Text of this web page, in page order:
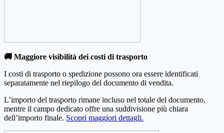
🚚 Maggiore visibilità dei costi di trasporto
I costi di trasporto o spedizione possono ora essere identificati
separatamente nel riepilogo del documento di vendita.
L’importo del trasporto rimane incluso nel totale del documento,
mentre il campo dedicato offre una suddivisione più chiara
dell’importo finale. Scopri maggiori dettagli.